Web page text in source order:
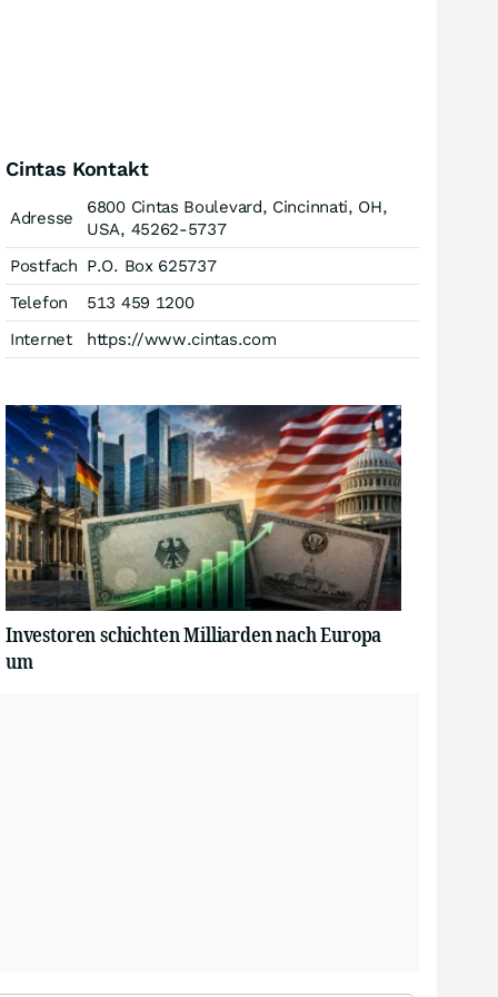
Cintas Kontakt
Adresse
6800 Cintas Boulevard, Cincinnati, OH,
USA, 45262-5737
Postfach P.O. Box 625737
Telefon
513 459 1200
Internet
https://www.cintas.com
Investoren schichten Milliarden nach Europa
um